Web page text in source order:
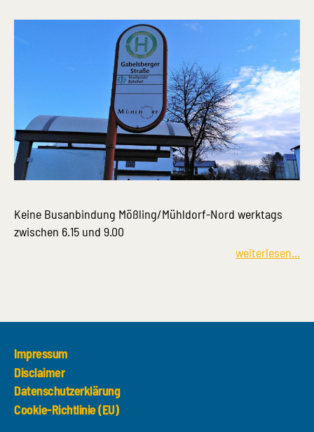
Keine Busanbindung Mößling/Mühldorf-Nord werktags
zwischen 6.15 und 9.00
weiterlesen...
Impressum
Disclaimer
Datenschutzerklärung
Cookie-Richtlinie (EU)